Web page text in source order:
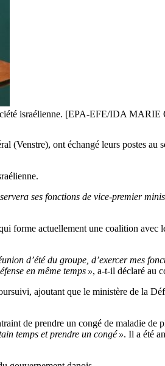
israélienne. [EPA-EFE/IDA
(Venstre), ont échangé leurs postes au
ses fonctions de vice-premier
forme actuellement une coalition avec
d’été du groupe, d’exercer mes
en même temps », a-t-il déclaré au
ajoutant que le ministère de la
de prendre un congé de maladie de
temps et prendre un congé ». Il a été